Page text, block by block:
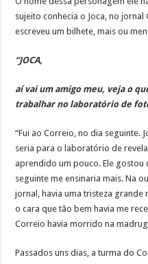
sujeito conhecia o Joca, no
escreveu um bilhete, mais ou
“JOCA,
aí vai um amigo meu, veja o
trabalhar no laboratório de
“Fui ao Correio, no dia seguinte.
seria para o laboratório de
aprendido um pouco. Ele gostou
seguinte me ensinaria mais. Na
jornal, havia uma tristeza grande
o cara que tão bem havia me
Correio havia morrido na
Passados uns dias, a turma do